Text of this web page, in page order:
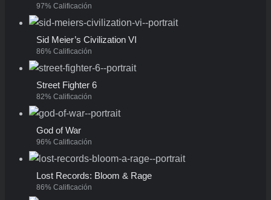
97% Calificación
Sid Meier’s Civilization VI
86% Calificación
Street Fighter 6
82% Calificación
God of War
96% Calificación
Lost Records: Bloom & Rage
86% Calificación